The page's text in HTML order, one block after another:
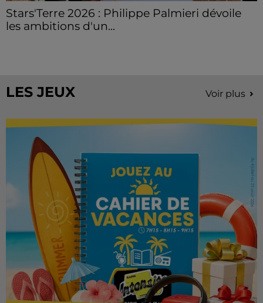
Stars'Terre 2026 : Philippe Palmieri dévoile
les ambitions d'un...
LES JEUX Voir plus